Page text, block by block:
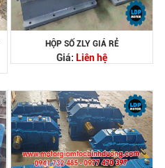
HỘP SỐ ZLY GIÁ RẺ
Giá: Liên hệ